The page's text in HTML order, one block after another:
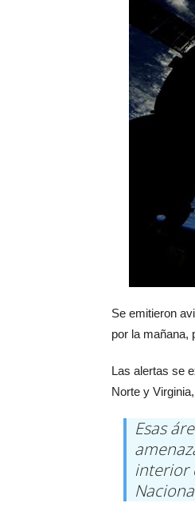
Se emitieron
por la mañana,
Las alertas se
Norte y
Esas
interior